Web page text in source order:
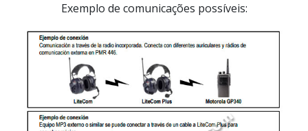
Exemplo de comunicações possíveis: